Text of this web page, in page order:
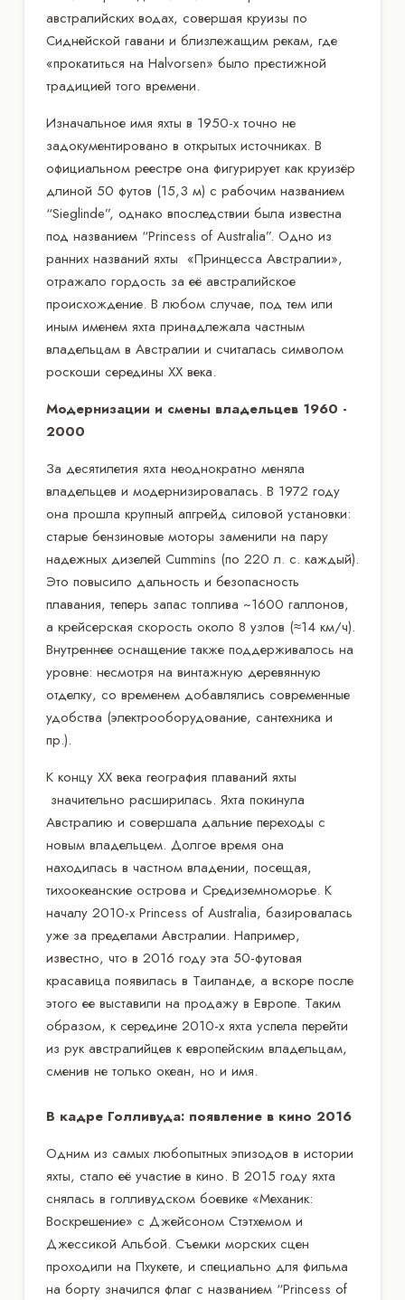
австралийских водах, совершая круизы по
Сиднейской гавани и близлежащим рекам, где
«прокатиться на Halvorsen» было престижной
традицией того времени.
Изначальное имя яхты в 1950-х точно не
задокументировано в открытых источниках. В
официальном реестре она фигурирует как круизёр
длиной 50 футов (15,3 м) с рабочим названием
“Sieglinde”, однако впоследствии была известна
под названием “Princess of Australia”. Одно из
ранних названий яхты «Принцесса Австралии»,
отражало гордость за её австралийское
происхождение. В любом случае, под тем или
иным именем яхта принадлежала частным
владельцам в Австралии и считалась символом
роскоши середины XX века.
Модернизации и смены владельцев 1960 -
2000
За десятилетия яхта неоднократно меняла
владельцев и модернизировалась. В 1972 году
она прошла крупный апгрейд силовой установки:
старые бензиновые моторы заменили на пару
надежных дизелей Cummins (по 220 л. с. каждый).
Это повысило дальность и безопасность
плавания, теперь запас топлива ~1600 галлонов,
а крейсерская скорость около 8 узлов (≈14 км/ч).
Внутреннее оснащение также поддерживалось на
уровне: несмотря на винтажную деревянную
отделку, со временем добавлялись современные
удобства (электрооборудование, сантехника и
пр.).
К концу XX века география плаваний яхты
значительно расширилась. Яхта покинула
Австралию и совершала дальние переходы с
новым владельцем. Долгое время она
находилась в частном владении, посещая,
тихоокеанские острова и Средиземноморье. К
началу 2010-х Princess of Australia, базировалась
уже за пределами Австралии. Например,
известно, что в 2016 году эта 50-футовая
красавица появилась в Таиланде, а вскоре после
этого ее выставили на продажу в Европе. Таким
образом, к середине 2010-х яхта успела перейти
из рук австралийцев к европейским владельцам,
сменив не только океан, но и имя.
В кадре Голливуда: появление в кино 2016
Одним из самых любопытных эпизодов в истории
яхты, стало её участие в кино. В 2015 году яхта
снялась в голливудском боевике «Механик:
Воскрешение» с Джейсоном Стэтхемом и
Джессикой Альбой. Съемки морских сцен
проходили на Пхукете, и специально для фильма
на борту значился флаг с названием “Princess of